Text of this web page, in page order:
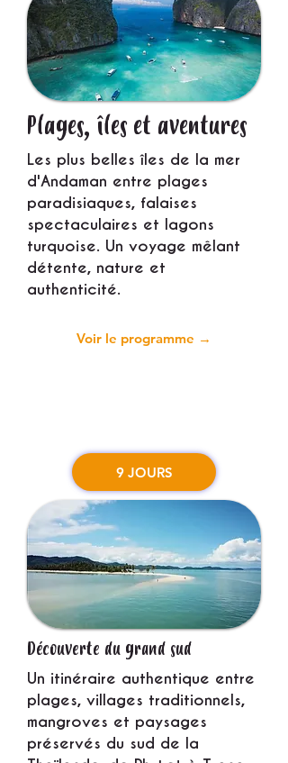
Plages, îles et aventures
Les plus belles îles de la mer
d'Andaman entre plages
paradisiaques, falaises
spectaculaires et lagons
turquoise. Un voyage mêlant
détente, nature et
authenticité.
Voir le programme →
9 JOURS
Découverte du grand sud
Un itinéraire authentique entre
plages, villages traditionnels,
mangroves et paysages
préservés du sud de la